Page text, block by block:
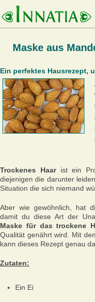
Maske aus
Ein perfektes Hausrezept,
Trockenes Haarist ein
diejenigen die darunter
Situation die sich niemand
Aber wie gewöhnlich, hat
damit du diese Art der
Maske für das trockene
Qualität genährt wird. Mit
kann dieses Rezept genau
Zutaten:
Ein Ei